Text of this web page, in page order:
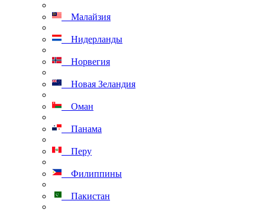
Малайзия
Нидерланды
Норвегия
Новая Зеландия
Оман
Панама
Перу
Филиппины
Пакистан